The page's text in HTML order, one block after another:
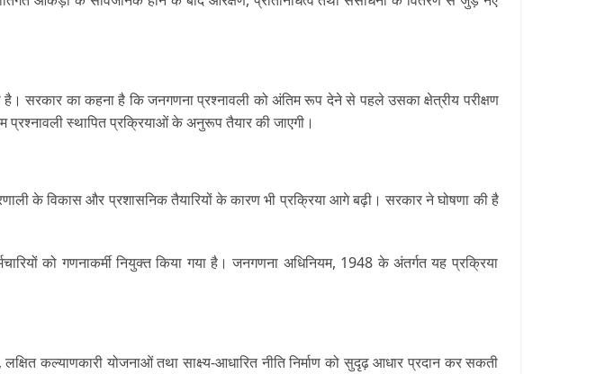
है। सरकार का कहना है कि जनगणना प्रश्नावली को अंतिम रूप देने से पहले उसका क्षेत्रीय परीक्षण
प्रश्नावली स्थापित प्रक्रियाओं के अनुरूप तैयार की जाएगी।
के विकास और प्रशासनिक तैयारियों के कारण भी प्रक्रिया आगे बढ़ी। सरकार ने घोषणा की है
को गणनाकर्मी नियुक्त किया गया है। जनगणना अधिनियम, 1948 के अंतर्गत यह प्रक्रिया
कल्याणकारी योजनाओं तथा साक्ष्य-आधारित नीति निर्माण को सुदृढ़ आधार प्रदान कर सकती